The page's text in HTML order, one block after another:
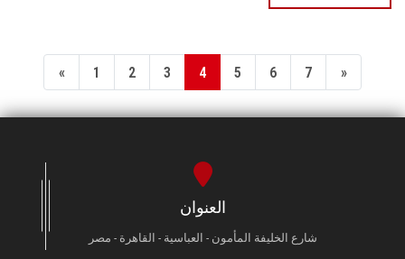
« 1 2 3 4 5 6 7 »
العنوان
شارع الخليفة المأمون - العباسية - القاهرة - مصر